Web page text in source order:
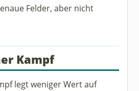
Felder, aber nicht
Kampf
legt weniger Wert auf